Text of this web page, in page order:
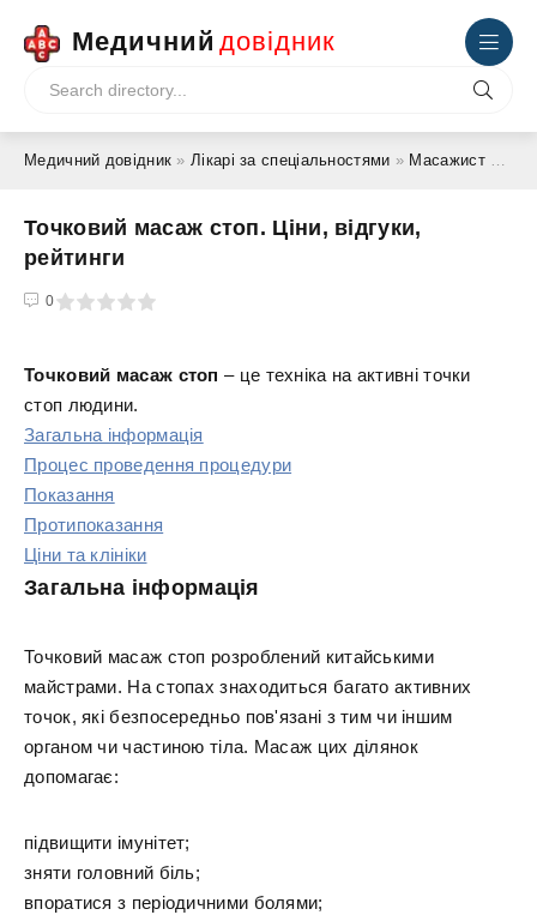
Медичний довідник
Медичний довідник »Лікарі за спеціальностями » Масажист» Точковий масаж стоп. Ціни, відгуки, рейтинги
Точковий масаж стоп. Ціни, відгуки,
рейтинги
0
5
Точковий масаж стоп – це техніка на активні точки
стоп людини.
Загальна інформація
Процес проведення процедури
Показання
Протипоказання
Ціни та клініки
Загальна інформація
Точковий масаж стоп розроблений китайськими
майстрами. На стопах знаходиться багато активних
точок, які безпосередньо пов'язані з тим чи іншим
органом чи частиною тіла. Масаж цих ділянок
допомагає:
підвищити імунітет;
зняти головний біль;
впоратися з періодичними болями;